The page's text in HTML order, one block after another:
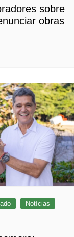
sobre
obras
Notícias